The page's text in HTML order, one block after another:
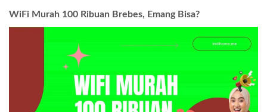
WiFi Murah 100 Ribuan Brebes, Emang Bisa?